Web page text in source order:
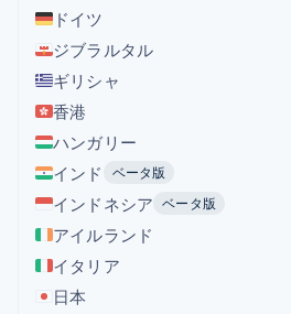
ドイツ
ジブラルタル
ギリシャ
香港
ハンガリー
インド
ベータ版
インドネシア ベータ版
アイルランド
イタリア
日本